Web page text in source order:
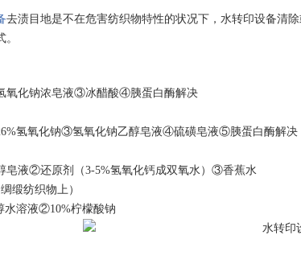
去渍目地是不在危害纺织物特性的状况下，水转印设备清
化钠浓皂液③冰醋酸④胰蛋白酶解决
氢氧化钠③氢氧化钠乙醇皂液④硫磺皂液⑤胰蛋白酶解决
皂液②还原剂（3-5%氢氧化钙成双氧水）③香蕉水
缎纺织物上）
水溶液②10%柠檬酸钠